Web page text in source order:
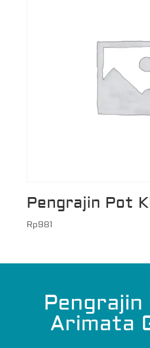
Pengrajin Pot
Rp981
Pengrajin
Arimata